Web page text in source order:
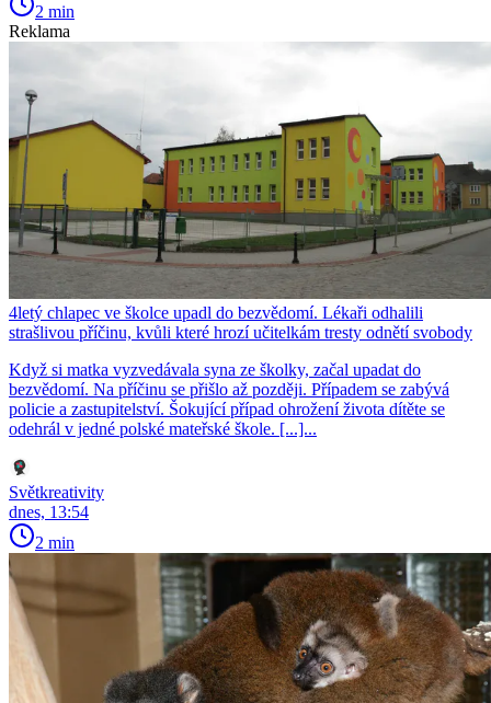
2 min
Reklama
4letý chlapec ve školce upadl do bezvědomí. Lékaři odhalili
strašlivou příčinu, kvůli které hrozí učitelkám tresty odnětí svobody
Když si matka vyzvedávala syna ze školky, začal upadat do
bezvědomí. Na příčinu se přišlo až později. Případem se zabývá
policie a zastupitelství. Šokující případ ohrožení života dítěte se
odehrál v jedné polské mateřské škole. [...]...
Světkreativity
dnes, 13:54
2 min